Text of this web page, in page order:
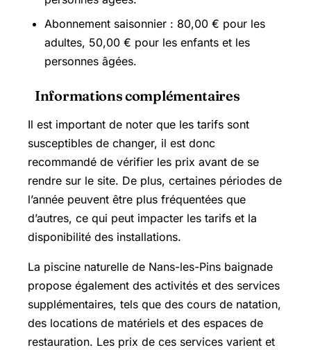
Abonnement saisonnier : 80,00 € pour les
adultes, 50,00 € pour les enfants et les
personnes âgées.
Informations complémentaires
Il est important de noter que les tarifs sont
susceptibles de changer, il est donc
recommandé de vérifier les prix avant de se
rendre sur le site. De plus, certaines périodes de
l’année peuvent être plus fréquentées que
d’autres, ce qui peut impacter les tarifs et la
disponibilité des installations.
La piscine naturelle de Nans-les-Pins baignade
propose également des activités et des services
supplémentaires, tels que des cours de natation,
des locations de matériels et des espaces de
restauration. Les prix de ces services varient et